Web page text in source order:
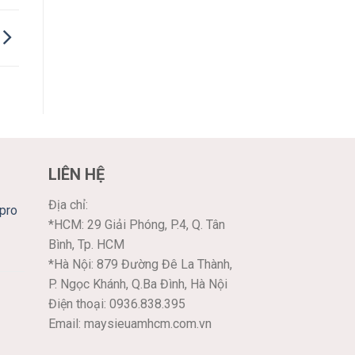
LIÊN HỆ
Địa chỉ:
*HCM: 29 Giải Phóng, P.4, Q. Tân
Bình, Tp. HCM
*Hà Nội: 879 Đường Đê La Thành,
P. Ngọc Khánh, Q.Ba Đình, Hà Nội
Điện thoại: 0936.838.395
Email: maysieuamhcm.com.vn